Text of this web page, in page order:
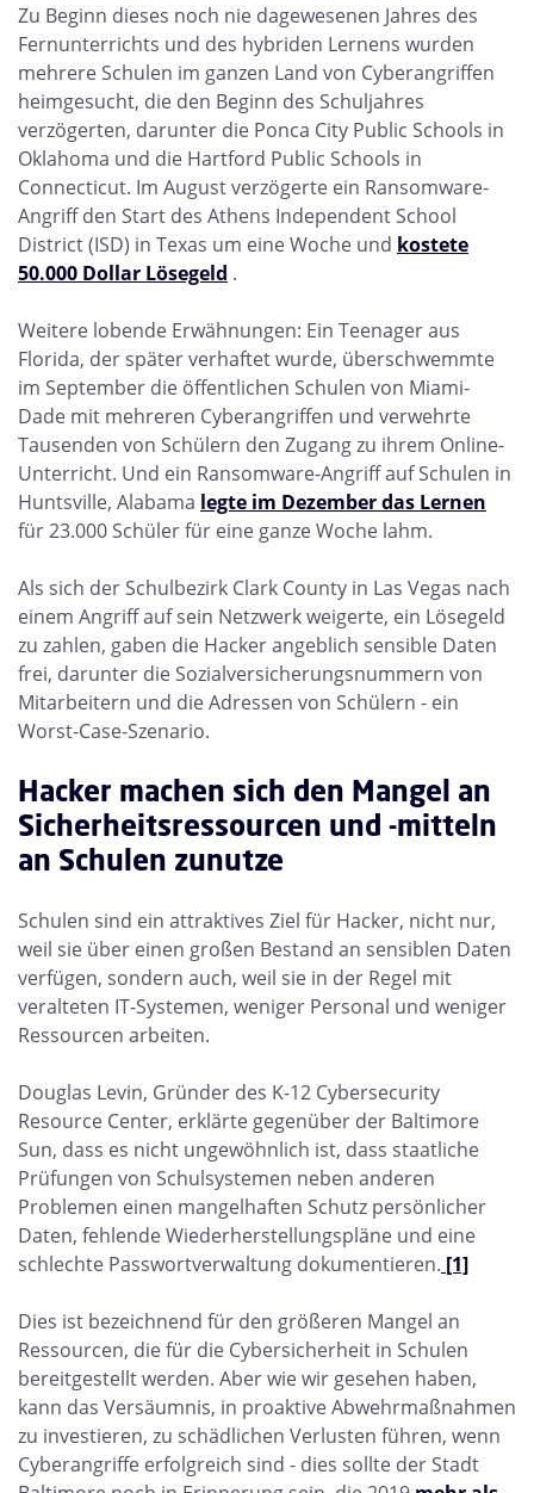
Zu Beginn dieses noch nie dagewesenen Jahres des
Fernunterrichts und des hybriden Lernens wurden
mehrere Schulen im ganzen Land von Cyberangriffen
heimgesucht, die den Beginn des Schuljahres
verzögerten, darunter die Ponca City Public Schools in
Oklahoma und die Hartford Public Schools in
Connecticut. Im August verzögerte ein Ransomware-
Angriff den Start des Athens Independent School
District (ISD) in Texas um eine Woche und kostete
50.000 Dollar Lösegeld .
Weitere lobende Erwähnungen: Ein Teenager aus
Florida, der später verhaftet wurde, überschwemmte
im September die öffentlichen Schulen von Miami-
Dade mit mehreren Cyberangriffen und verwehrte
Tausenden von Schülern den Zugang zu ihrem Online-
Unterricht. Und ein Ransomware-Angriff auf Schulen in
Huntsville, Alabama legte im Dezember das Lernen
für 23.000 Schüler für eine ganze Woche lahm.
Als sich der Schulbezirk Clark County in Las Vegas nach
einem Angriff auf sein Netzwerk weigerte, ein Lösegeld
zu zahlen, gaben die Hacker angeblich sensible Daten
frei, darunter die Sozialversicherungsnummern von
Mitarbeitern und die Adressen von Schülern - ein
Worst-Case-Szenario.
Hacker machen sich den Mangel an
Sicherheitsressourcen und -mitteln
an Schulen zunutze
Schulen sind ein attraktives Ziel für Hacker, nicht nur,
weil sie über einen großen Bestand an sensiblen Daten
verfügen, sondern auch, weil sie in der Regel mit
veralteten IT-Systemen, weniger Personal und weniger
Ressourcen arbeiten.
Douglas Levin, Gründer des K-12 Cybersecurity
Resource Center, erklärte gegenüber der Baltimore
Sun, dass es nicht ungewöhnlich ist, dass staatliche
Prüfungen von Schulsystemen neben anderen
Problemen einen mangelhaften Schutz persönlicher
Daten, fehlende Wiederherstellungspläne und eine
schlechte Passwortverwaltung dokumentieren. [1]
Dies ist bezeichnend für den größeren Mangel an
Ressourcen, die für die Cybersicherheit in Schulen
bereitgestellt werden. Aber wie wir gesehen haben,
kann das Versäumnis, in proaktive Abwehrmaßnahmen
zu investieren, zu schädlichen Verlusten führen, wenn
Cyberangriffe erfolgreich sind - dies sollte der Stadt